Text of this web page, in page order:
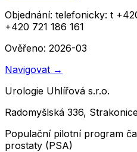
Objednání: telefonicky: t
+420 721 186 161
Ověřeno: 2026-03
Navigovat →
Urologie Uhlířová s.r.o.
Radomyšlská 336,
Populační pilotní program
prostaty (PSA)